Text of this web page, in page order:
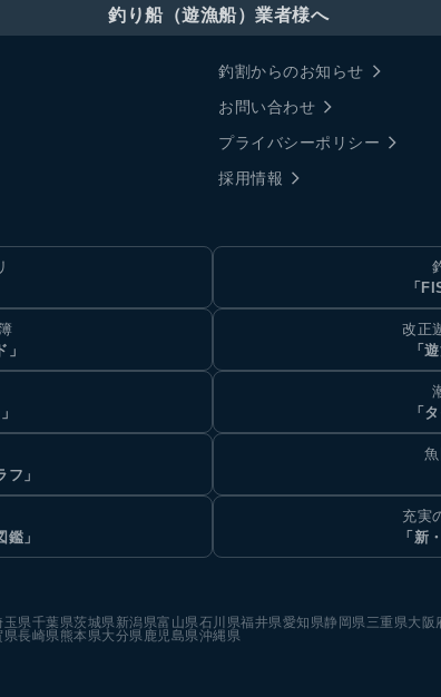
釣り船（遊漁船）業者様へ
釣割からのお知らせ
お問い合わせ
プライバシーポリシー
採用情報
「
改正
「
「
」
」
充実
「新
玉県千葉県茨城県新潟県富山県石川県福井県愛知県静岡県三重県大阪
県長崎県熊本県大分県鹿児島県沖縄県